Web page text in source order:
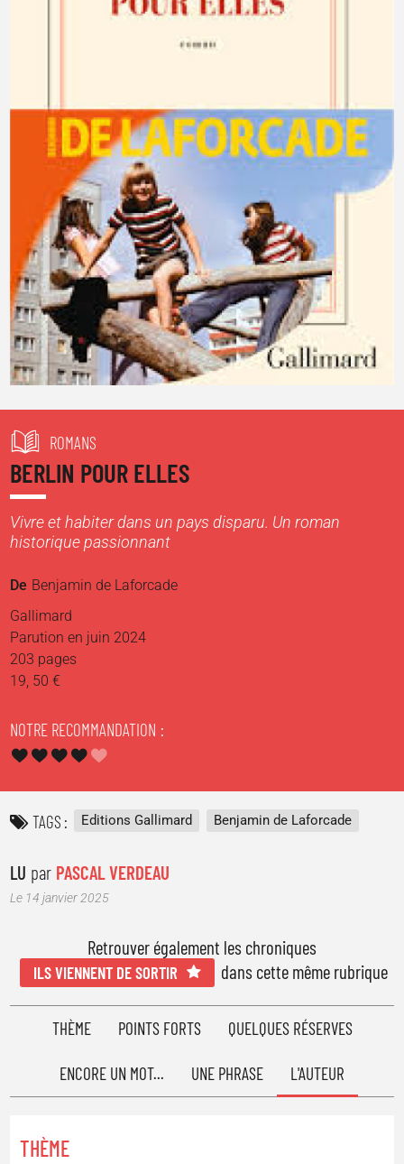
ROMANS
BERLIN POUR ELLES
Vivre et habiter dans un pays disparu. Un roman
historique passionnant
De Benjamin de Laforcade
Gallimard
Parution en juin 2024
203 pages
19, 50 €
NOTRE RECOMMANDATION
TAGS Editions Gallimard Benjamin de Laforcade
LU par PASCAL VERDEAU
Le 14 janvier 2025
Retrouver également les chroniques
ILS VIENNENT DE SORTIR dans cette même rubrique
THÈME POINTS FORTS QUELQUES RÉSERVES
ENCORE UN MOT... UNE PHRASE L'AUTEUR
THÈME